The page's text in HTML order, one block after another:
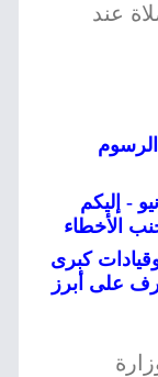
عند
الصلاة الخميس 25 يونيو - إليكم
الأخطاء
كبرى
على أبرز